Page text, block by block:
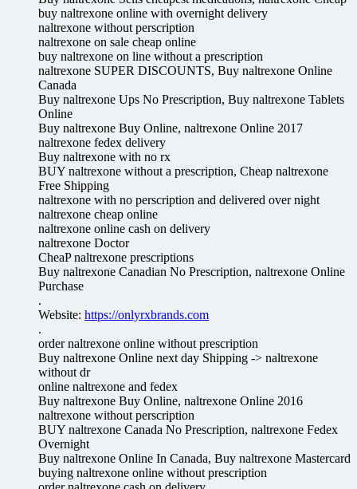
buy naltrexone online with overnight delivery
naltrexone without perscription
naltrexone on sale cheap online
buy naltrexone on line without a prescription
naltrexone SUPER DISCOUNTS, Buy naltrexone Online
Canada
Buy naltrexone Ups No Prescription, Buy naltrexone Tablets
Online
Buy naltrexone Buy Online, naltrexone Online 2017
naltrexone fedex delivery
Buy naltrexone with no rx
BUY naltrexone without a prescription, Cheap naltrexone
Free Shipping
naltrexone with no perscription and delivered over night
naltrexone cheap online
naltrexone online cash on delivery
naltrexone Doctor
CheaP naltrexone prescriptions
Buy naltrexone Canadian No Prescription, naltrexone Online
Purchase
.
Website: https://onlyrxbrands.com
.
order naltrexone online without prescription
Buy naltrexone Online next day Shipping -> naltrexone
without dr
online naltrexone and fedex
Buy naltrexone Buy Online, naltrexone Online 2016
naltrexone without perscription
BUY naltrexone Canada No Prescription, naltrexone Fedex
Overnight
Buy naltrexone Online In Canada, Buy naltrexone Mastercard
buying naltrexone online without prescription